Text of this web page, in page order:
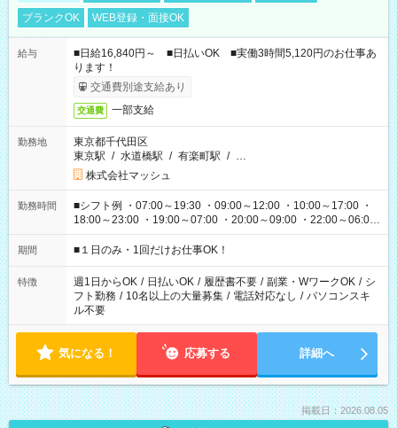
ブランクOK
WEB登録・面接OK
給与
■日給16,840円～ ■日払いOK ■実働3時間5,120円のお仕事あ
ります！
交通費別途支給あり
交通費 一部支給
勤務地
東京都千代田区
東京駅 / 水道橋駅 / 有楽町駅 / …
株式会社マッシュ
勤務時間
■シフト例 ・07:00～19:30 ・09:00～12:00 ・10:00～17:00 ・
18:00～23:00 ・19:00～07:00 ・20:00～09:00 ・22:00～06:00
etc ★最短で3時間で5,120円のお仕事から 15時間で2万円近く稼
げるお仕事も！ ご希望のお時間に合わせてご紹介！ ※シフトは
ください！
期間 ■１日のみ・1回だけお仕事OK！
特徴 週1日からOK / 日払いOK / 履歴書不要 / 副業・WワークOK / シ
フト勤務 / 10名以上の大量募集 / 電話対応なし / パソコンスキ
ル不要
気になる！ 応募する 詳細へ
掲載日：2026.08.05